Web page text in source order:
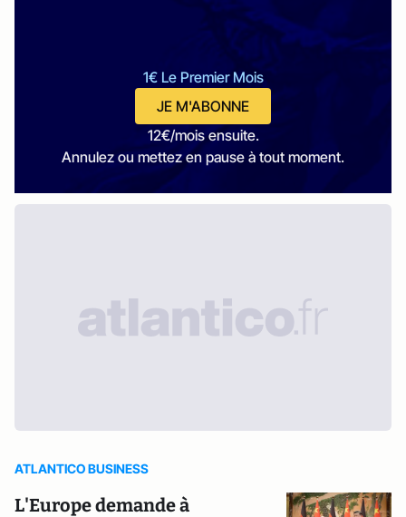
1€ Le Premier Mois
JE M'ABONNE
12€/mois ensuite.
Annulez ou mettez en pause à tout moment.
ATLANTICO BUSINESS
L'Europe demande à